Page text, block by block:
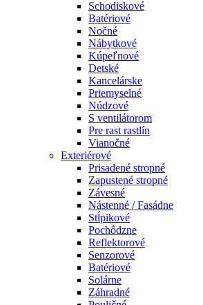
Schodiskové
Batériové
Nočné
Nábytkové
Kúpeľnové
Detské
Kancelárske
Priemyselné
Núdzové
S ventilátorom
Pre rast rastlín
Vianočné
Exteriérové
Prisadené stropné
Zapustené stropné
Závesné
Nástenné / Fasádne
Stĺpikové
Pochôdzne
Reflektorové
Senzorové
Batériové
Solárne
Záhradné